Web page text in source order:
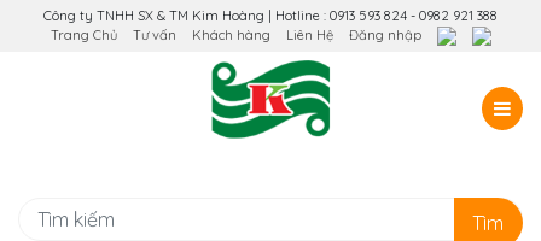
Công ty TNHH SX & TM Kim Hoàng | Hotline : 0913 593 824 - 0982 921 388
Trang Chủ
Tư vấn Khách hàng Liên Hệ Đăng nhập
Tìm